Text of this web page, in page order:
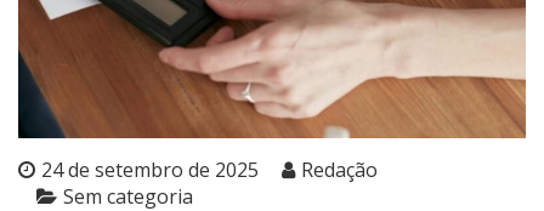
24 de setembro de 2025
Redação
Sem categoria